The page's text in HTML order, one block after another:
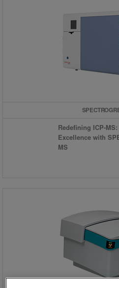
Redefining ICP-
Excellence with
MS